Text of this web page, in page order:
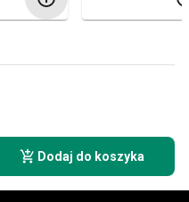
Dodaj do koszyka